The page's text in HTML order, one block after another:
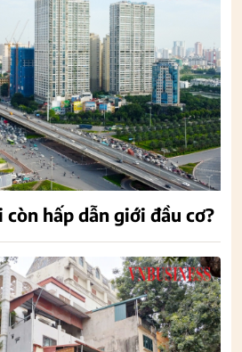
còn hấp dẫn giới đầu cơ?